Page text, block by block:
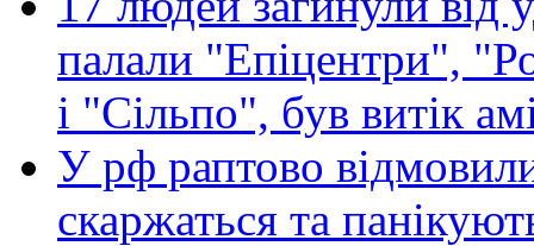
палали "Епіцентри",
і "Сільпо", був витік
У рф раптово
скаржаться та